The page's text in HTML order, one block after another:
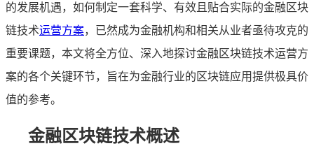
的发展机遇，如何制定一套科学、有效且贴合实际的金融区块
链技术运营方案，已然成为金融机构和相关从业者亟待攻克的
重要课题，本文将全方位、深入地探讨金融区块链技术运营方
案的各个关键环节，旨在为金融行业的区块链应用提供极具价
值的参考。
金融区块链技术概述